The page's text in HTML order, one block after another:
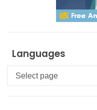
Languages
Languages